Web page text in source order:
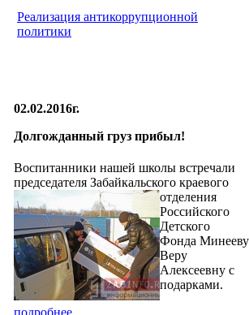
Реализация антикоррупционной
политики
02.02.2016г.
Долгожданный груз прибыл!
Воспитанники нашей школы встречали
председателя Забайкальского краевого
отделения
Российского
Детского
Фонда Минееву
Веру
Алексеевну с
подарками.
подробнее